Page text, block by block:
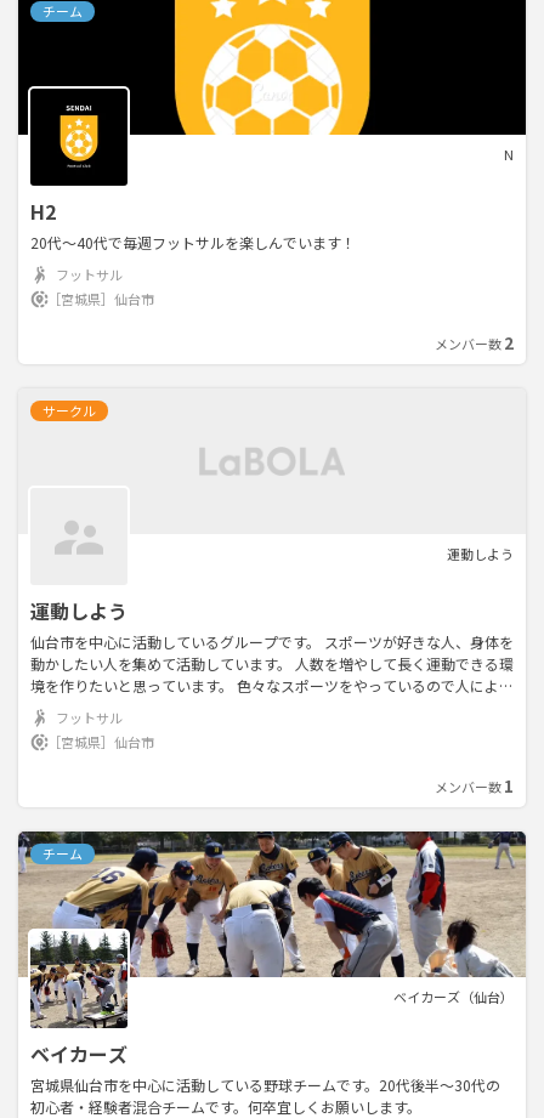
チーム
N
H2
20代〜40代で毎週フットサルを楽しんでいます！
フットサル
［宮城県］ 仙台市
メンバー数2
サークル
運動しよう
運動しよう
仙台市を中心に活動しているグループです。 スポーツが好きな人、身体を
動かしたい人を集めて活動しています。 人数を増やして長く運動できる環
境を作りたいと思っています。 色々なスポーツをやっているので人によっ
てはルールが分からない、やった事ない、苦手などあるとは思いますが分
かる人で教えたり相談して頂ければ対応しますので気軽に参加して下さ
い。 ★活動日 毎週土曜 ★時間 19時～21時 ★場所 折立小学校 ★メンバー
ょう！それから加入するか決めてください。 ご興味お持ちいただけまし
たら、気軽にご連絡・ご質問ください！
フットサル
［宮城県］ 仙台市
メンバー数1
チーム
ベイカーズ（仙台）
ベイカーズ
宮城県仙台市を中心に活動している野球チームです。20代後半〜30代の
初心者・経験者混合チームです。何卒宜しくお願いします。